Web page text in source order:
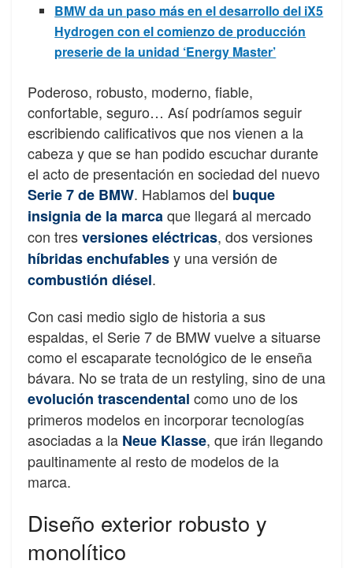
BMW da un paso más en el desarrollo del iX5
Hydrogen con el comienzo de producción
preserie de la unidad ‘Energy Master’
Poderoso, robusto, moderno, fiable,
confortable, seguro… Así podríamos seguir
escribiendo calificativos que nos vienen a la
cabeza y que se han podido escuchar durante
el acto de presentación en sociedad del nuevo
Serie 7 de BMW. Hablamos del buque
insignia de la marcaque llegará al mercado
con tresversiones eléctricas, dos versiones
híbridas enchufablesy una versión de
combustión diésel.
Con casi medio siglo de historia a sus
espaldas, el Serie 7 de BMW vuelve a situarse
como el escaparate tecnológico de le enseña
bávara. No se trata de un restyling, sino de una
evolución trascendental como uno de los
primeros modelos en incorporar tecnologías
asociadas a la Neue Klasse, que irán llegando
paultinamente al resto de modelos de la
marca.
Diseño exterior robusto y
monolítico